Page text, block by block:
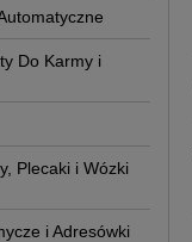
Do Karmy i
Plecaki i Wózki
i Adresówki